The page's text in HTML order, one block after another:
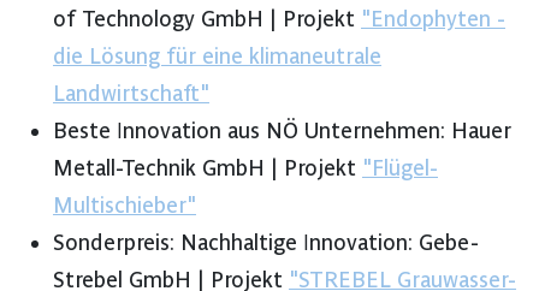
of Technology GmbH | Projekt "Endophyten -
die Lösung für eine klimaneutrale
Landwirtschaft"
Beste Innovation aus NÖ Unternehmen: Hauer
Metall-Technik GmbH | Projekt "Flügel-
Multischieber"
Sonderpreis: Nachhaltige Innovation: Gebe-
Strebel GmbH | Projekt "STREBEL Grauwasser-